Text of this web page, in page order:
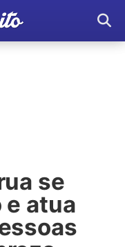
se
e atua